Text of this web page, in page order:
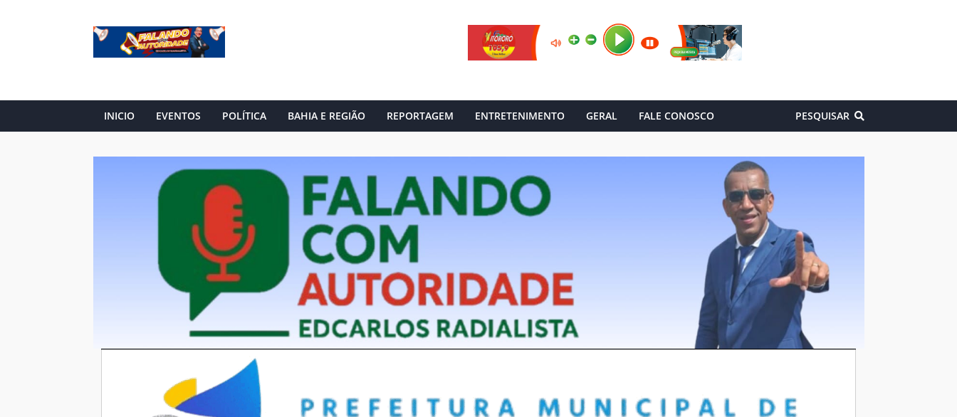
INICIO EVENTOS POLÍTICA BAHIA E REGIÃO REPORTAGEM ENTRETENIMENTO GERAL FALE CONOSCO PESQUISAR